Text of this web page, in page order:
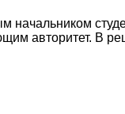
начальником
авторитет. В